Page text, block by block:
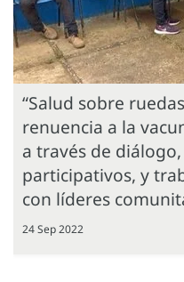
“Salud sobre
renuencia a la
a través de
participativos, y
con líderes
24 Sep 2022